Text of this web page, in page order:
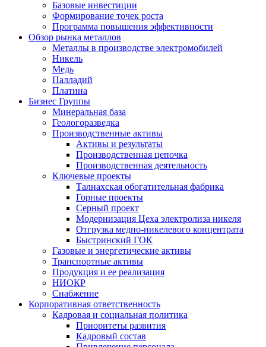
Базовые инвестиции
Формирование точек роста
Программа повышения эффективности
Обзор рынка металлов
Металлы в производстве электромобилей
Никель
Медь
Палладий
Платина
Бизнес Группы
Минеральная база
Геологоразведка
Производственные активы
Активы и результаты
Производственная цепочка
Производственная деятельность
Ключевые проекты
Талнахская обогатительная фабрика
Горные проекты
Серный проект
Модернизация Цеха электролиза никеля
Отгрузка медно-никелевого концентрата
Быстринский ГОК
Газовые и энергетические активы
Транспортные активы
Продукция и ее реализация
НИОКР
Снабжение
Корпоративная ответственность
Кадровая и социальная политика
Приоритеты развития
Кадровый состав